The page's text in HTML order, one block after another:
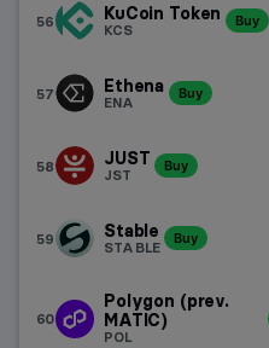
56 KuCoin Token
KCS
Buy
57 Ethena
ENA
Buy
58 JUST
JST
Buy
59 Stable
STABLE
Buy
60
Polygon (prev.
MATIC)
POL